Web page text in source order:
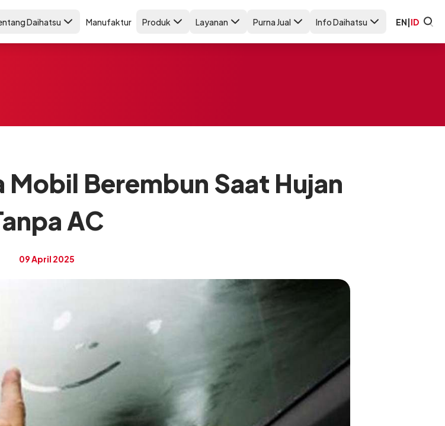
Daihatsu Manufaktur Produk Layanan Purna Jual Info Daihatsu EN|ID
Mobil Berembun Saat Hujan
AC
09 April 2025